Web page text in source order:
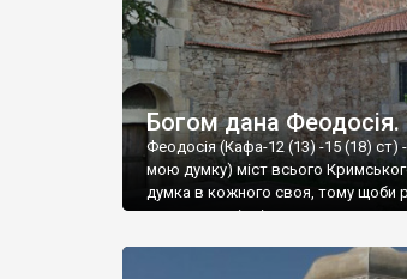
Богом дана Феодосія.
Феодосія (Кафа-12 (13) -15 (18) ст)
мою думку) міст всього
думка в кожного своя, тому щоби
запрошую відвідати це